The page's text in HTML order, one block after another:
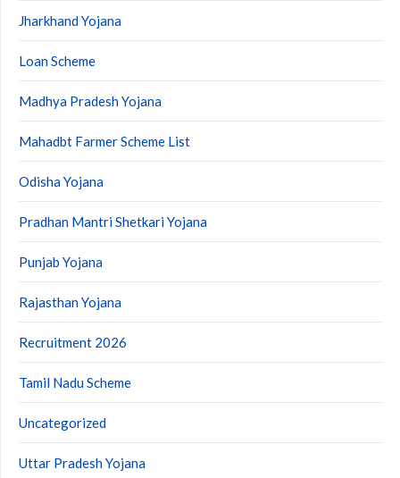
Jharkhand Yojana
Loan Scheme
Madhya Pradesh Yojana
Mahadbt Farmer Scheme List
Odisha Yojana
Pradhan Mantri Shetkari Yojana
Punjab Yojana
Rajasthan Yojana
Recruitment 2026
Tamil Nadu Scheme
Uncategorized
Uttar Pradesh Yojana